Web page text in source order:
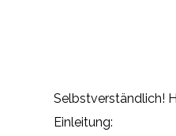
Selbstverständlich!
Einleitung: